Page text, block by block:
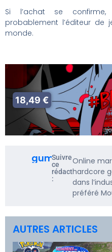
Si l’achat se confirme,
probablement l’éditeur
monde.
18,49 €
gumbarf
Suivre
ce
rédacteur
:
Online
hardcore
dans
préféré
AUTRES ARTICLES